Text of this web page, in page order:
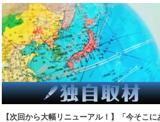
【次回から大幅リニューアル！】「今そこに